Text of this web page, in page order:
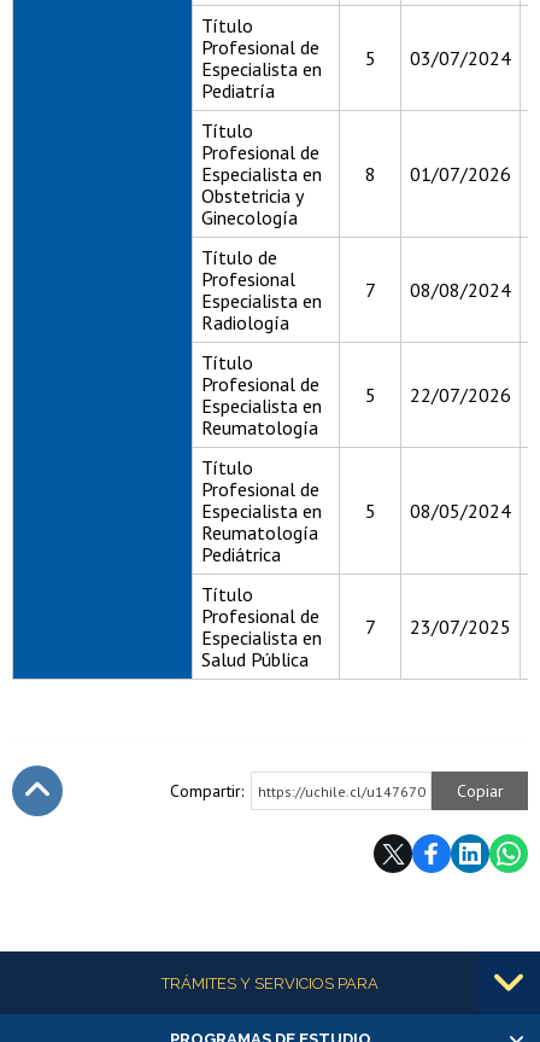
Título
Profesional de
Especialista en
Pediatría
5 03/07/2024
Título
Profesional de
Especialista en
Obstetricia y
Ginecología
8 01/07/2026
Título de
Profesional
Especialista en
Radiología
7 08/08/2024
Título
Profesional de
Especialista en
Reumatología
5 22/07/2026
Título
Profesional de
Especialista en
Reumatología
Pediátrica
5 08/05/2024
Título
Profesional de
Especialista en
Salud Pública
7 23/07/2025
Compartir: https://uchile.cl/u147670 Copiar
Más informaciónTRÁMITES Y SERVICIOS PARA